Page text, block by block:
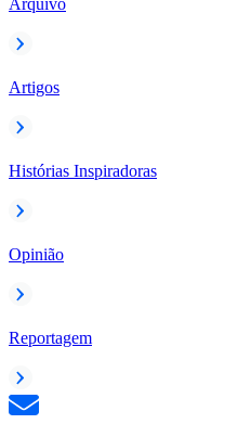
Arquivo
Artigos
Histórias Inspiradoras
Opinião
Reportagem